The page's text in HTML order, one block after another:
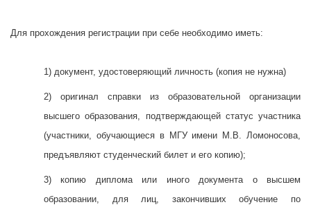
Для прохождения регистрации при себе необходимо иметь:
1) документ, удостоверяющий личность (копия не нужна)
2) оригинал справки из образовательной организации
высшего образования, подтверждающей статус участника
(участники, обучающиеся в МГУ имени М.В. Ломоносова,
предъявляют студенческий билет и его копию);
3) копию диплома или иного документа о высшем
образовании, для лиц, закончивших обучение по